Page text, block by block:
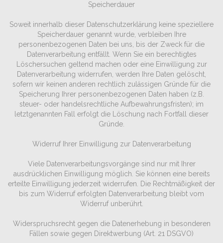
Speicherdauer
Soweit innerhalb dieser Datenschutzerklärung keine speziellere
Speicherdauer genannt wurde, verbleiben Ihre
personenbezogenen Daten bei uns, bis der Zweck für die
Datenverarbeitung entfällt. Wenn Sie ein berechtigtes
Löschersuchen geltend machen oder eine Einwilligung zur
Datenverarbeitung widerrufen, werden Ihre Daten gelöscht,
sofern wir keinen anderen rechtlich zulässigen Gründe für die
Speicherung Ihrer personenbezogenen Daten haben (z.B.
steuer- oder handelsrechtliche Aufbewahrungsfristen); im
letztgenannten Fall erfolgt die Löschung nach Fortfall dieser
Gründe.
Widerruf Ihrer Einwilligung zur Datenverarbeitung
Viele Datenverarbeitungsvorgänge sind nur mit Ihrer
ausdrücklichen Einwilligung möglich. Sie können eine bereits
erteilte Einwilligung jederzeit widerrufen. Die Rechtmäßigkeit der
bis zum Widerruf erfolgten Datenverarbeitung bleibt vom
Widerruf unberührt.
Widerspruchsrecht gegen die Datenerhebung in besonderen
Fällen sowie gegen Direktwerbung (Art. 21 DSGVO)